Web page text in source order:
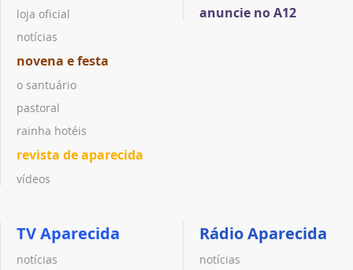
loja oficial
notícias
novena e festa
o santuário
pastoral
rainha hotéis
revista de aparecida
vídeos
anuncie no A12
TV Aparecida
notícias
Rádio Aparecida
notícias